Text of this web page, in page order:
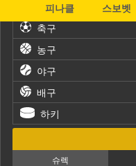
피나클
스보벳
축구
농구
야구
배구
하키
슈렉